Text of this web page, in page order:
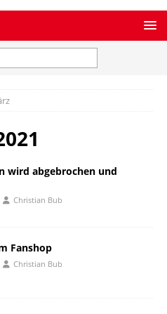
wird abgebrochen und
Christian Bub
Fanshop
Christian Bub